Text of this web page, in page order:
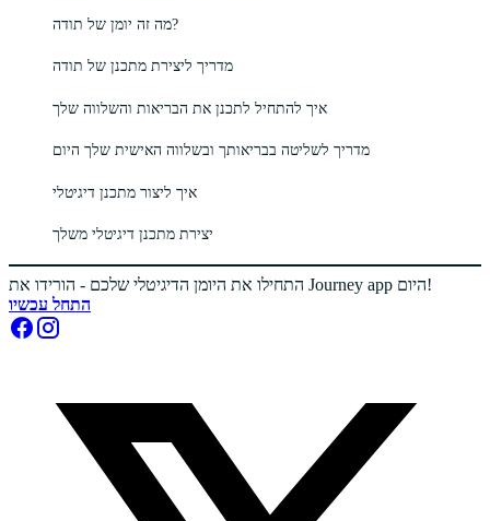
מה זה יומן של תודה?
מדריך ליצירת מתכנן של תודה
איך להתחיל לתכנן את הבריאות והשלווה שלך
מדריך לשליטה בבריאותך ובשלווה האישית שלך היום
איך ליצור מתכנן דיגיטלי
יצירת מתכנן דיגיטלי משלך
התחילו את היומן הדיגיטלי שלכם - הורידו את Journey app היום!
התחל עכשיו